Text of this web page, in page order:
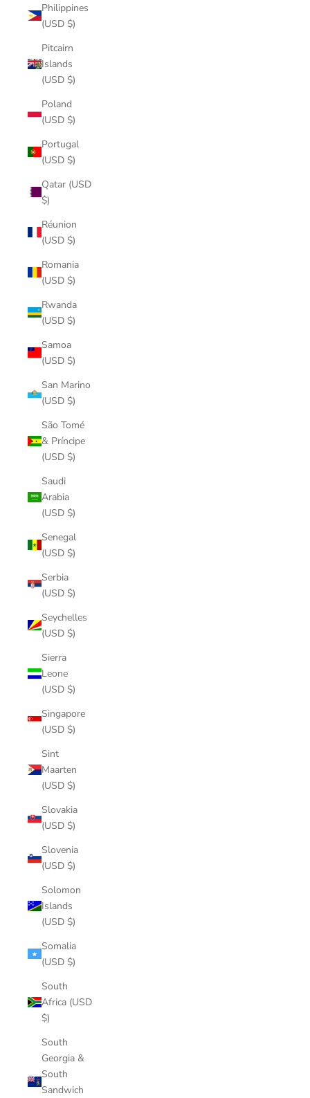
Philippines
(USD $)
Pitcairn
Islands
(USD $)
Poland
(USD $)
Portugal
(USD $)
Qatar (USD
$)
Réunion
(USD $)
Romania
(USD $)
Rwanda
(USD $)
Samoa
(USD $)
San Marino
(USD $)
São Tomé
& Príncipe
(USD $)
Saudi
Arabia
(USD $)
Senegal
(USD $)
Serbia
(USD $)
Seychelles
(USD $)
Sierra
Leone
(USD $)
Singapore
(USD $)
Sint
Maarten
(USD $)
Slovakia
(USD $)
Slovenia
(USD $)
Solomon
Islands
(USD $)
Somalia
(USD $)
South
Africa (USD
$)
South
Georgia &
South
Sandwich